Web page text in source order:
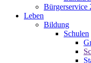
Bürgerservice
Leben
Bildung
Schulen